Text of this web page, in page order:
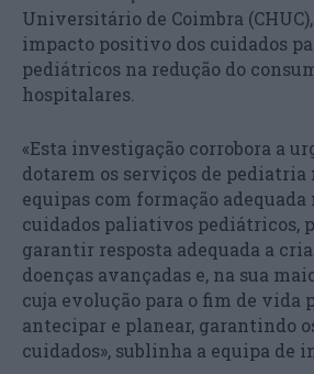
Universitário de Coimbra
impacto positivo dos cuidados
pediátricos na redução do
hospitalares.
«Esta investigação corrobora a
dotarem os serviços de pediatria
equipas com formação adequada
cuidados paliativos pediátricos,
garantir resposta adequada a
doenças avançadas e, na sua
cuja evolução para o fim de vida
antecipar e planear, garantindo
cuidados», sublinha a equipa de